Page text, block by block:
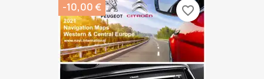
-10,00 € favorite_border